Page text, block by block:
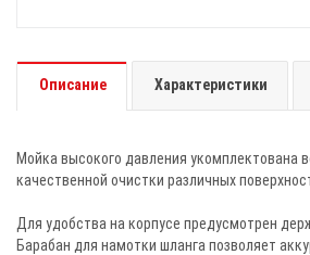
Описание Характеристики
Мойка высокого давления укомплектована
качественной очистки различных
Для удобства на корпусе предусмотрен
Барабан для намотки шланга позволяет